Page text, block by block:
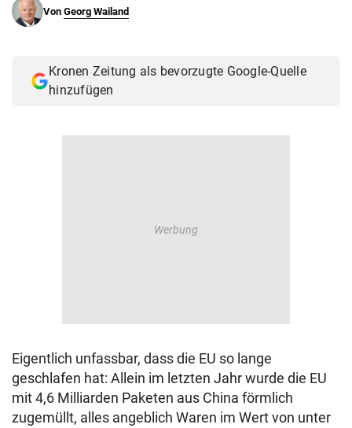
Von Georg Wailand
Kronen Zeitung als bevorzugte Google-Quelle
hinzufügen
Eigentlich unfassbar, dass die EU so lange
geschlafen hat: Allein im letzten Jahr wurde die EU
mit 4,6 Milliarden Paketen aus China förmlich
zugemüllt, alles angeblich Waren im Wert von unter